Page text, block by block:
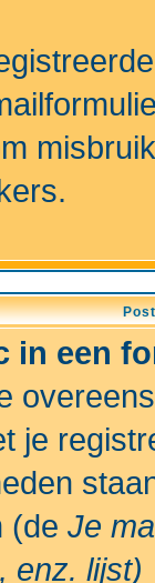
in een
je
(de Je
enz. lijst)